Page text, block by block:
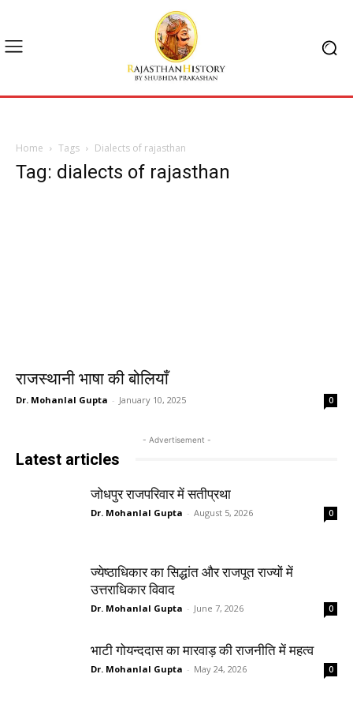
Home Tags Dialects of rajasthan
Tag: dialects of rajasthan
राजस्थानी भाषा की बोलियाँ
Dr. Mohanlal Gupta - January 10, 2025 0
- Advertisement -
Latest articles
जोधपुर राजपरिवार में सतीप्रथा
Dr. Mohanlal Gupta - August 5, 2026 0
ज्येष्ठाधिकार का सिद्धांत और राजपूत राज्यों में
उत्तराधिकार विवाद
Dr. Mohanlal Gupta - June 7, 2026 0
भाटी गोयन्ददास का मारवाड़ की राजनीति में महत्व
Dr. Mohanlal Gupta - May 24, 2026 0